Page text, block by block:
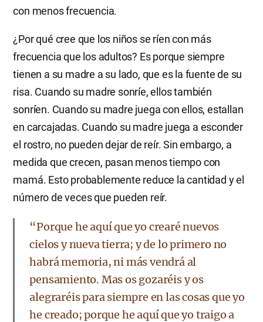
con menos frecuencia.
¿Por qué cree que los niños se ríen con más
frecuencia que los adultos? Es porque siempre
tienen a su madre a su lado, que es la fuente de su
risa. Cuando su madre sonríe, ellos también
sonríen. Cuando su madre juega con ellos, estallan
en carcajadas. Cuando su madre juega a esconder
el rostro, no pueden dejar de reír. Sin embargo, a
medida que crecen, pasan menos tiempo con
mamá. Esto probablemente reduce la cantidad y el
número de veces que pueden reír.
“Porque he aquí que yo crearé nuevos
cielos y nueva tierra; y de lo primero no
habrá memoria, ni más vendrá al
pensamiento. Mas os gozaréis y os
alegraréis para siempre en las cosas que yo
he creado; porque he aquí que yo traigo a